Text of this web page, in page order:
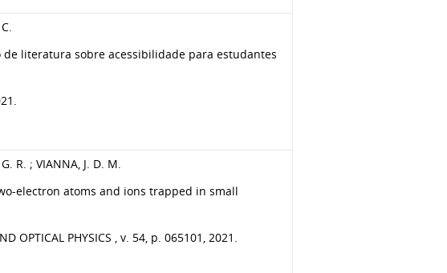
literatura sobre acessibilidade para estudantes
R. ; VIANNA, J. D. M.
electron atoms and ions trapped in small
OPTICAL PHYSICS , v. 54, p. 065101, 2021.